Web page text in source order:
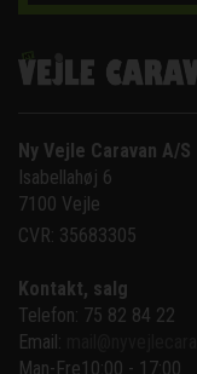
Ny Vejle Caravan A/S
Isabellahøj 6
7100 Vejle
CVR: 35683305
Kontakt, salg
Telefon: 75 82 84 22
Email:
Man-Fre10:00 - 17:00